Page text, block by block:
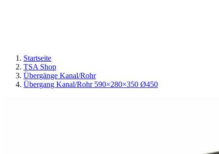
Startseite
TSA Shop
Übergänge Kanal/Rohr
Übergang Kanal/Rohr 590×280×350 Ø450